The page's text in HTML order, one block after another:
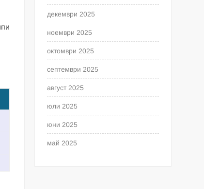
декември 2025
ноември 2025
октомври 2025
септември 2025
август 2025
юли 2025
юни 2025
май 2025